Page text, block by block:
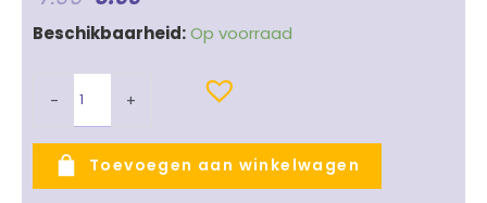
Prijs
Was:
Prijs
Is:
Beschikbaarheid:Op voorraad
-
Frogs
knuffeldoekje
Friends
Forever
Pink
+
Toevoegen aan winkelwagen